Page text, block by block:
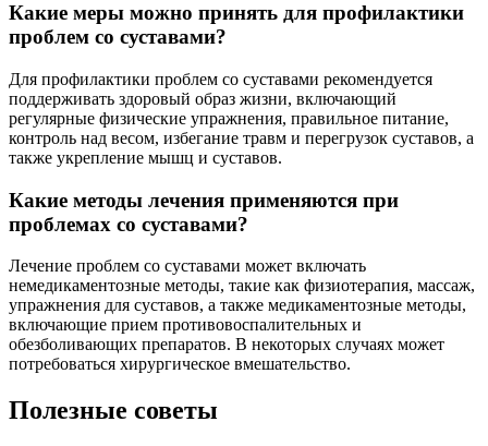
Какие меры можно принять для профилактики
проблем со суставами?
Для профилактики проблем со суставами рекомендуется
поддерживать здоровый образ жизни, включающий
регулярные физические упражнения, правильное питание,
контроль над весом, избегание травм и перегрузок суставов, а
также укрепление мышц и суставов.
Какие методы лечения применяются при
проблемах со суставами?
Лечение проблем со суставами может включать
немедикаментозные методы, такие как физиотерапия, массаж,
упражнения для суставов, а также медикаментозные методы,
включающие прием противовоспалительных и
обезболивающих препаратов. В некоторых случаях может
потребоваться хирургическое вмешательство.
Полезные советы